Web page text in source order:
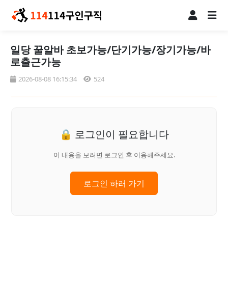
일당 꿀알바 초보가능/단기가능/장기가능/바
로출근가능
2026-08-08 16:15:34 524
🔒 로그인이 필요합니다
이 내용을 보려면 로그인 후 이용해주세요.
로그인 하러 가기